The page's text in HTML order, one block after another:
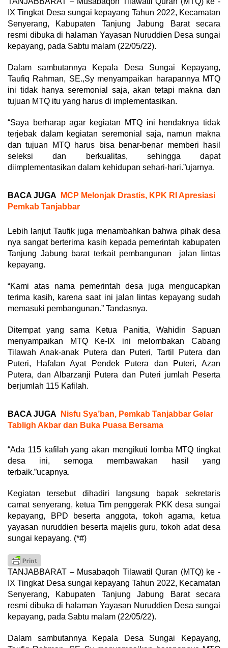
IX Tingkat Desa sungai kepayang Tahun 2022, Kecamatan
Senyerang, Kabupaten Tanjung Jabung Barat secara
resmi dibuka di halaman Yayasan Nuruddien Desa sungai
kepayang, pada Sabtu malam (22/05/22).
Dalam sambutannya Kepala Desa Sungai Kepayang,
Taufiq Rahman, SE.,Sy menyampaikan harapannya MTQ
ini tidak hanya seremonial saja, akan tetapi makna dan
tujuan MTQ itu yang harus di implementasikan.
“Saya berharap agar kegiatan MTQ ini hendaknya tidak
terjebak dalam kegiatan seremonial saja, namun makna
dan tujuan MTQ harus bisa benar-benar memberi hasil
seleksi dan berkualitas, sehingga dapat
diimplementasikan dalam kehidupan sehari-hari.”ujarnya.
BACA JUGA
MCP Melonjak Drastis, KPK RI Apresiasi
Pemkab Tanjabbar
Lebih lanjut Taufik juga menambahkan bahwa pihak desa
nya sangat berterima kasih kepada pemerintah kabupaten
Tanjung Jabung barat terkait pembangunan jalan lintas
kepayang.
“Kami atas nama pemerintah desa juga mengucapkan
terima kasih, karena saat ini jalan lintas kepayang sudah
memasuki pembangunan.” Tandasnya.
Ditempat yang sama Ketua Panitia, Wahidin Sapuan
menyampaikan MTQ Ke-IX ini melombakan Cabang
Tilawah Anak-anak Putera dan Puteri, Tartil Putera dan
Puteri, Hafalan Ayat Pendek Putera dan Puteri, Azan
Putera, dan Albarzanji Putera dan Puteri jumlah Peserta
berjumlah 115 Kafilah.
BACA JUGA
Nisfu Sya’ban, Pemkab Tanjabbar Gelar
Tabligh Akbar dan Buka Puasa Bersama
“Ada 115 kafilah yang akan mengikuti lomba MTQ tingkat
desa ini, semoga membawakan hasil yang
terbaik.”ucapnya.
Kegiatan tersebut dihadiri langsung bapak sekretaris
camat senyerang, ketua Tim penggerak PKK desa sungai
kepayang, BPD beserta anggota, tokoh agama, ketua
yayasan nuruddien beserta majelis guru, tokoh adat desa
sungai kepayang. (*#)
TANJABBARAT – Musabaqoh Tilawatil Quran (MTQ) ke -
IX Tingkat Desa sungai kepayang Tahun 2022, Kecamatan
Senyerang, Kabupaten Tanjung Jabung Barat secara
resmi dibuka di halaman Yayasan Nuruddien Desa sungai
kepayang, pada Sabtu malam (22/05/22).
Dalam sambutannya Kepala Desa Sungai Kepayang,